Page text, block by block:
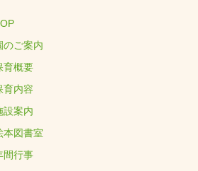
のご案内
育概要
育内容
設案内
本図書室
間行事